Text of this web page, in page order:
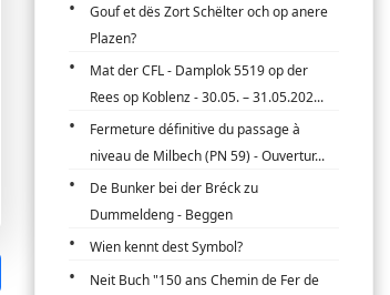
Gouf et dës Zort Schëlter och op anere
Plazen?
Mat der CFL - Damplok 5519 op der
Rees op Koblenz - 30.05. – 31.05.202...
Fermeture définitive du passage à
niveau de Milbech (PN 59) - Ouvertur...
De Bunker bei der Bréck zu
Dummeldeng - Beggen
Wien kennt dest Symbol?
Neit Buch "150 ans Chemin de Fer de